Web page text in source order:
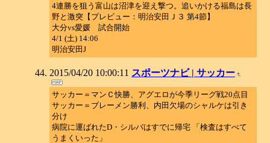
4連勝を狙う富山は沼津を迎え撃つ。追いかける福島は長
野と激突【プレビュー：明治安田Ｊ３ 第4節】
大分vs愛媛 試合開始
4/1 (土) 14:06
明治安田J
2015/04/20 10:00:11 スポーツナビ | サッカー
サッカー＝マンＣ快勝、アグエロが今季リーグ戦20点目
サッカー＝ブレーメン勝利、内田欠場のシャルケは引き
分け
病院に運ばれたD・シルバはすでに帰宅 「検査はすべて
うまくいった」